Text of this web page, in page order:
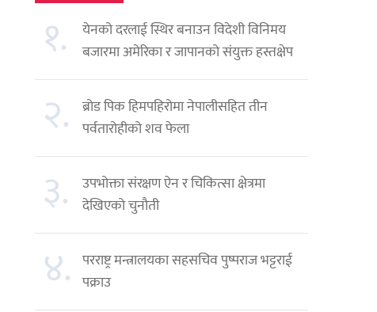
१.
येनको दरलाई स्थिर बनाउन विदेशी विनिमय
बजारमा अमेरिका र जापानको संयुक्त हस्तक्षेप
२.
ब्रोड पिक हिमपहिरोमा नेपालीसहित तीन
पर्वतारोहीको शव फेला
३.
उपभोक्ता संरक्षण ऐन र चिकित्सा क्षेत्रमा
देखिएको चुनौती
४. परराष्ट्र मन्त्रालयका सहसचिव पुष्पराज भट्टराई
पक्राउ